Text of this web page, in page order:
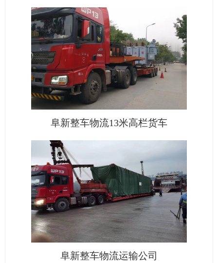
阜新整车物流13米高栏货车
阜新整车物流运输公司